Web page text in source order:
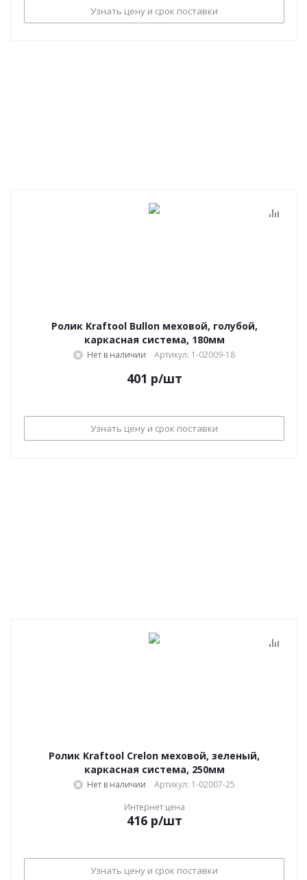
Узнать цену и срок поставки
Ролик Kraftool Bullon меховой, голубой,
каркасная система, 180мм
Нет в наличии Артикул: 1-02009-18
401 р/шт
Узнать цену и срок поставки
Ролик Kraftool Crelon меховой, зеленый,
каркасная система, 250мм
Нет в наличии
Артикул: 1-02007-25
Интернет цена
416р/шт
Узнать цену и срок поставки